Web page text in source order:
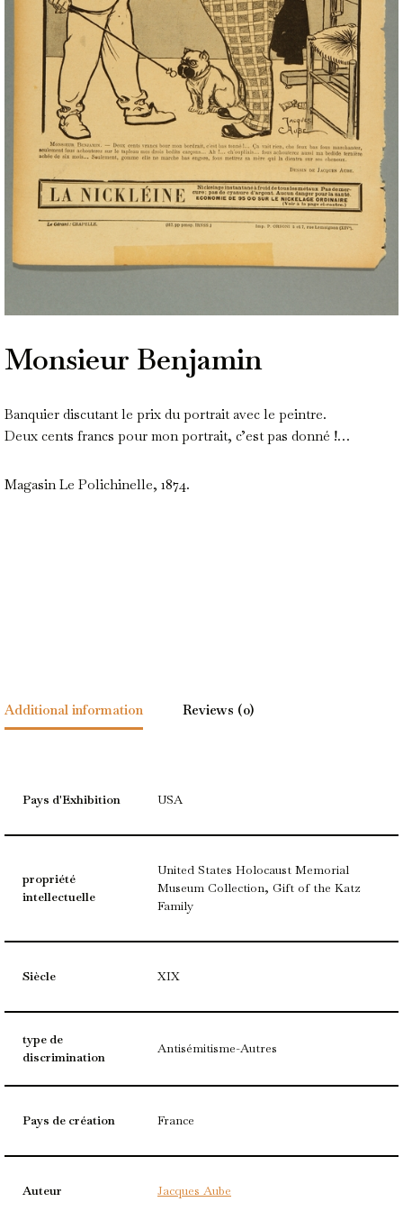
Monsieur Benjamin
Banquier discutant le prix du portrait avec le peintre.
Deux cents francs pour mon portrait, c’est pas donné !…
Magasin Le Polichinelle, 1874.
Additional information Reviews (0)
Pays d'Exhibition USA
propriété
intellectuelle
United States Holocaust Memorial
Museum Collection, Gift of the Katz
Family
Siècle XIX
type de
discrimination
Antisémitisme-Autres
Pays de création France
Auteur Jacques Aube